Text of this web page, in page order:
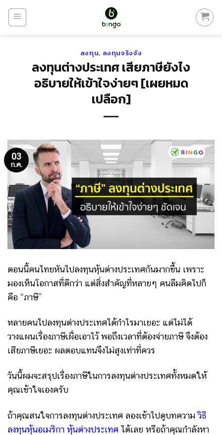
Skip
ลงทุน, ลงทุนจริงจัง
ลงทุนต่างประเทศ เสียภาษียังไง
อธิบายให้เข้าใจง่ายๆ [เผยหมด
เปลือก]
03
ก.ค.
ตอนนี้คนไทยหันไปลงทุนหุ้นต่างประเทศกันมากขึ้น เพราะ
มองเห็นโอกาสที่ดีกว่า แต่สิ่งสำคัญที่หลายๆ คนลืมคิดไปก็
คือ “ภาษี”
หลายคนไปลงทุนต่างประเทศได้กำไรมาเยอะ แต่ไม่ได้
วางแผนเรื่องภาษีเผื่อเอาไว้ พอถึงเวลาที่ต้องจ่ายภาษี จึงต้อง
เสียภาษีเยอะ ผลตอบแทนจึงไม่สูงเท่าที่ควร
วันนี้ผมจะสรุปเรื่องภาษีในการลงทุนต่างประเทศทั้งหมดให้
คุณเข้าใจเองครับ
ถ้าคุณสนใจการลงทุนต่างประเทศ ลองเข้าไปดูบทความวิธี
ลงทุนหุ้นอเมริกา หุ้นต่างประเทศ ได้เลย หรือถ้าคุณกำลังหา